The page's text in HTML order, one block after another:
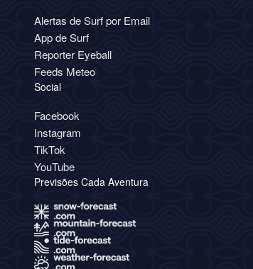
Alertas de Surf por Email
App de Surf
Reporter Eyeball
Feeds Meteo
Social
Facebook
Instagram
TikTok
YouTube
Previsões Cada Aventura